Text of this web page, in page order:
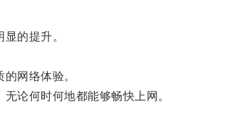
的提升。
网络体验。
论何时何地都能够畅快上网。